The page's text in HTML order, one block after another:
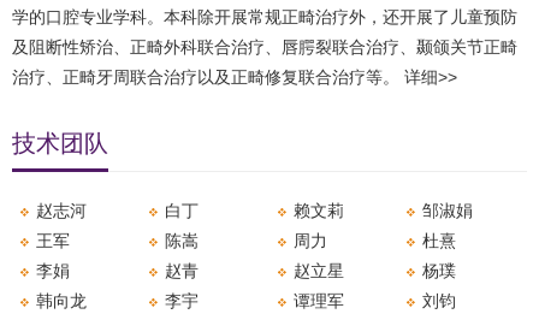
学的口腔专业学科。本科除开展常规正畸治疗外，还开展了儿童预防
及阻断性矫治、正畸外科联合治疗、唇腭裂联合治疗、颞颌关节正畸
治疗、正畸牙周联合治疗以及正畸修复联合治疗等。 详细>>
技术团队
​赵志河 白丁 ​赖文莉
邹淑娟
​王军
​陈嵩 ​周力
杜熹
李娟
​赵青 ​赵立星
杨璞
韩向龙
​李宇 ​谭理军
​刘钧